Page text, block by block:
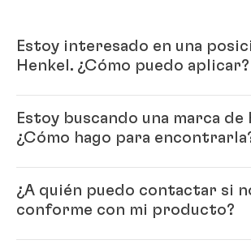
Estoy interesado en una
Henkel. ¿Cómo puedo aplicar?
directamente online . Nuestro equipo
contactará luego de examinar tus
nuestro proceso de reclutamiento
estandarizado, no incluye
posiciones no solicitadas.
Estoy buscando una marca de
¿Cómo hago para
marcas en “Unidades de negocios”.
descripción de las marcas disponibles
También encontrarás un link al sitio
¿A quién puedo contactar si
conforme con mi producto?